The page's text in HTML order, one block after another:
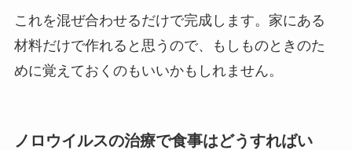
これを混ぜ合わせるだけで完成します。家にある
材料だけで作れると思うので、もしものときのた
めに覚えておくのもいいかもしれません。
ノロウイルスの治療で食事はどうすればい